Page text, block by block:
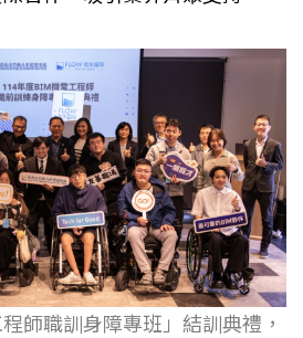
師職訓身障專班」結訓典禮，